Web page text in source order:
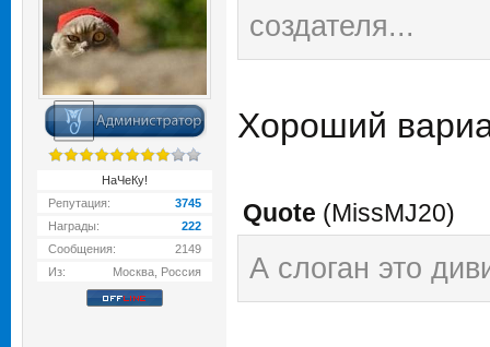
НаЧеКу!
Репутация:
3745
Награды:
222
Сообщения:
2149
Из:
Москва, Россия
создателя...
Хороший
Quote (MissMJ20)
А слоган это